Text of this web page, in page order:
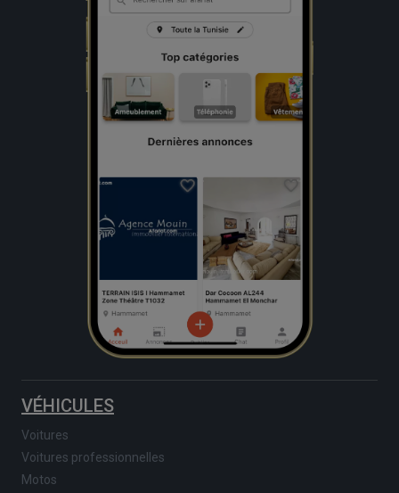
VÉHICULES
Voitures
Voitures professionnelles
Motos